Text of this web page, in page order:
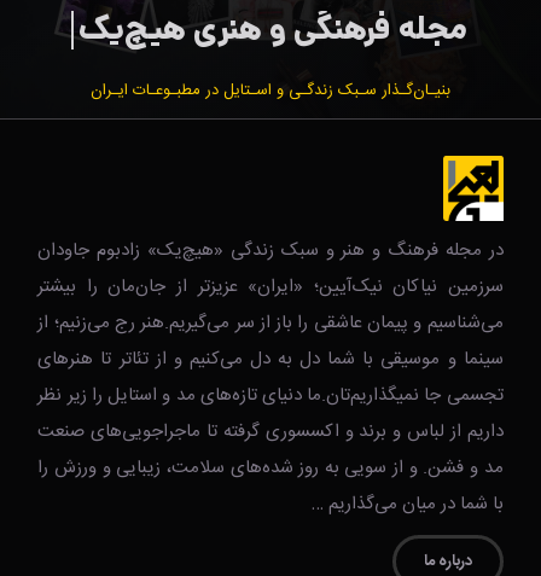
بنیـان‌گـذار سـبک زندگـی و اسـتایل در مطبـوعـات ایـران
در مجله فرهنگ و هنر و سبک زندگی‌ «هیچ‌یک» زادبوم جاودان
سرزمین نیاکان نیک‌‌‌آیین؛ «ایران» عزیزتر از جان‌مان را بیشتر
می‌شناسیم و پیمان عاشقی را باز از سر می‌گیریم.هنر رج می‌زنیم؛ از
سینما و موسیقی با شما دل به دل می‌کنیم و از تئاتر تا هنرهای
تجسمی جا نمیگذاریم‌تان.ما دنیای تازه‌های مد و استایل را زیر نظر
داریم از لباس و برند و اکسسوری گرفته تا ماجراجویی‌های صنعت
مد و فشن. و از سویی به روز شده‌های سلامت، زیبایی و ورزش را
با شما در میان می‌گذاریم …
درباره ما